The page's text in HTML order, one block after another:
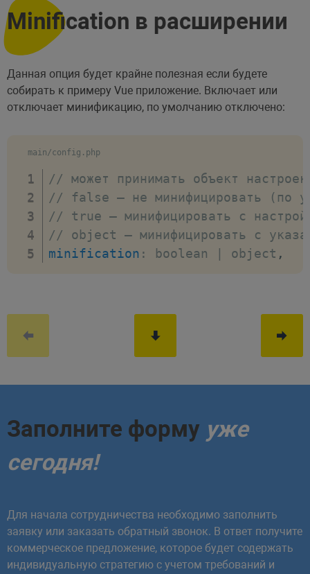
Minification в расширении
Данная опция будет крайне полезная если будете
собирать к примеру Vue приложение. Включает или
отключает минификацию, по умолчанию отключено:
main/config.php
// может принимать объект
// false — не минифицировать (по
// true — минифицировать с
// object — минифицировать с
minification : boolean object ,
Заполните форму уже
сегодня!
Для начала сотрудничества необходимо заполнить
заявку или заказать обратный звонок. В ответ получите
коммерческое предложение, которое будет содержать
индивидуальную стратегию с учетом требований и